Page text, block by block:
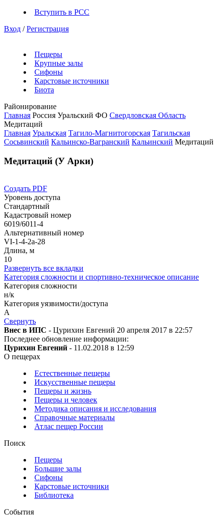
Вступить в РСС
Вход / Регистрация
Пещеры
Крупные залы
Сифоны
Карстовые источники
Биота
Районирование
Главная Россия Уральский ФО Свердловская Область
Медитаций
Главная Уральская Тагило-Магнитогорская Тагильская
Сосьвинский Кальинско-Вагранский Кальинский Медитаций
Медитаций (У Арки)
Создать PDF
Уровень доступа
Стандартный
Кадастровый номер
6019/6011-4
Альтернативный номер
VI-1-4-2а-28
Длина, м
10
Развернуть все вкладки
Категория сложности и спортивно-техническое описание
Категория сложности
н/к
Категория уязвимости/доступа
A
Свернуть
Внес в ИПС - Цурихин Евгений 20 апреля 2017 в 22:57
Последнее обновление информации:
Цурихин Евгений - 11.02.2018 в 12:59
О пещерах
Естественные пещеры
Искусственные пещеры
Пещеры и жизнь
Пещеры и человек
Методика описания и исследования
Справочные материалы
Атлас пещер России
Поиск
Пещеры
Большие залы
Сифоны
Карстовые источники
Библиотека
События